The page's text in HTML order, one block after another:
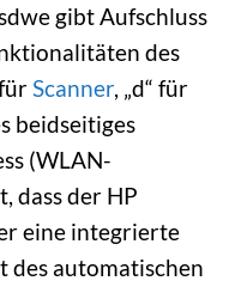
gibt Aufschluss
des
Scanner, „d“ für
beidseitiges
(WLAN-
dass der HP
eine integrierte
des automatischen